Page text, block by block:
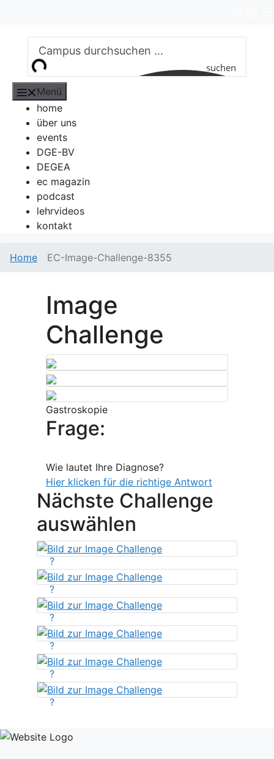
springen
suchen
Menü
home
über uns
events
DGE-BV
DEGEA
ec magazin
podcast
lehrvideos
kontakt
Home EC-Image-Challenge-8355
Image
Challenge
Gastroskopie
Frage:
Wie lautet Ihre Diagnose?
Hier klicken für die richtige Antwort
Nächste Challenge
auswählen
?
?
?
?
?
?